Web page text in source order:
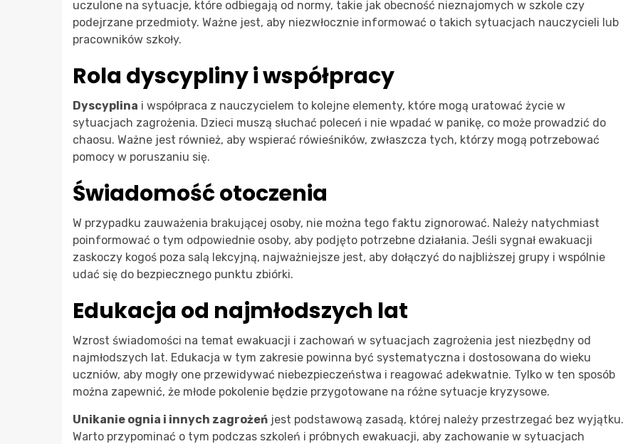
uczulone na sytuacje, które odbiegają od normy, takie jak obecność nieznajomych w szkole czy
podejrzane przedmioty. Ważne jest, aby niezwłocznie informować o takich sytuacjach nauczycieli lub
pracowników szkoły.
Rola dyscypliny i współpracy
Dyscyplina i współpraca z nauczycielem to kolejne elementy, które mogą uratować życie w
sytuacjach zagrożenia. Dzieci muszą słuchać poleceń i nie wpadać w panikę, co może prowadzić do
chaosu. Ważne jest również, aby wspierać rówieśników, zwłaszcza tych, którzy mogą potrzebować
pomocy w poruszaniu się.
Świadomość otoczenia
W przypadku zauważenia brakującej osoby, nie można tego faktu zignorować. Należy natychmiast
poinformować o tym odpowiednie osoby, aby podjęto potrzebne działania. Jeśli sygnał ewakuacji
zaskoczy kogoś poza salą lekcyjną, najważniejsze jest, aby dołączyć do najbliższej grupy i wspólnie
udać się do bezpiecznego punktu zbiórki.
Edukacja od najmłodszych lat
Wzrost świadomości na temat ewakuacji i zachowań w sytuacjach zagrożenia jest niezbędny od
najmłodszych lat. Edukacja w tym zakresie powinna być systematyczna i dostosowana do wieku
uczniów, aby mogły one przewidywać niebezpieczeństwa i reagować adekwatnie. Tylko w ten sposób
można zapewnić, że młode pokolenie będzie przygotowane na różne sytuacje kryzysowe.
Unikanie ognia i innych zagrożeń jest podstawową zasadą, której należy przestrzegać bez wyjątku.
Warto przypominać o tym podczas szkoleń i próbnych ewakuacji, aby zachowanie w sytuacjach